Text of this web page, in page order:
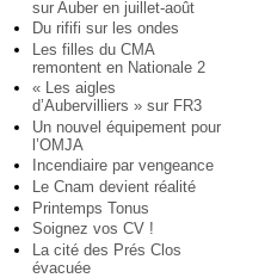
sur Auber en juillet-août
Du rififi sur les ondes
Les filles du CMA
remontent en Nationale 2
« Les aigles
d’Aubervilliers » sur FR3
Un nouvel équipement pour
l’OMJA
Incendiaire par vengeance
Le Cnam devient réalité
Printemps Tonus
Soignez vos CV !
La cité des Prés Clos
évacuée